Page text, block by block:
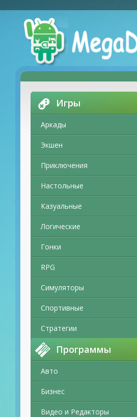
Игры
Аркады
Экшен
Приключения
Настольные
Казуальные
Логические
Гонки
RPG
Симуляторы
Спортивные
Стратегии
Программы
Авто
Бизнес
Видео и Редакторы